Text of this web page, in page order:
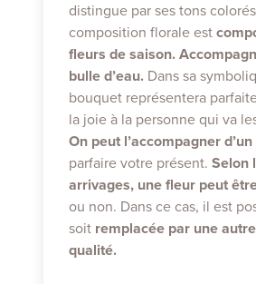
distingue par ses tons
composition florale est
fleurs de saison.
bulle d’eau. Dans sa
bouquet représentera
la joie à la personne qui va
On peut l’accompagner
parfaire votre présent.Selon
arrivages, une fleur peut
ou non. Dans ce cas, il est
soit remplacée par une
qualité.